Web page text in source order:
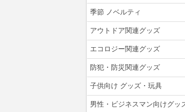
季節 ノベルティ
アウトドア関連グッズ
エコロジー関連グッズ
防犯・防災関連グッズ
子供向け グッズ・玩具
男性・ビジネスマン向けグッ